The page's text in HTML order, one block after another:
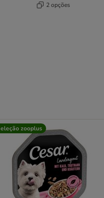
2 opções
zooplus